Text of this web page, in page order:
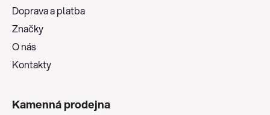
Doprava a platba
Značky
O nás
Kontakty
Kamenná prodejna